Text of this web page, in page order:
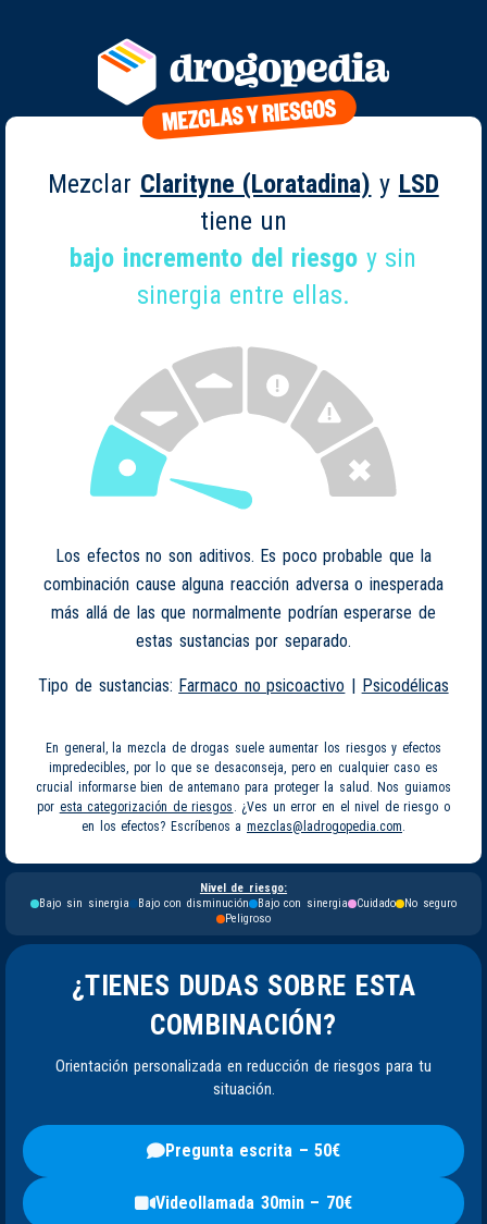
Mezclar Clarityne (Loratadina) y LSD
tiene un
bajo incremento del riesgo y sin
sinergia entre ellas.
Los efectos no son aditivos. Es poco probable que la
combinación cause alguna reacción adversa o inesperada
más allá de las que normalmente podrían esperarse de
estas sustancias por separado.
Tipo de sustancias: Farmaco no psicoactivo | Psicodélicas
En general, la mezcla de drogas suele aumentar los riesgos y efectos
impredecibles, por lo que se desaconseja, pero en cualquier caso es
crucial informarse bien de antemano para proteger la salud. Nos guiamos
por esta categorización de riesgos . ¿Ves un error en el nivel de riesgo o
en los efectos? Escríbenos a mezclas@ladrogopedia.com.
Nivel de riesgo:
Bajo sin sinergia
Bajo con disminución Bajo con sinergia Cuidado
No seguro
Peligroso
¿TIENES DUDAS SOBRE ESTA
COMBINACIÓN?
Orientación personalizada en reducción de riesgos para tu
situación.
Pregunta escrita – 50€
Videollamada 30min – 70€